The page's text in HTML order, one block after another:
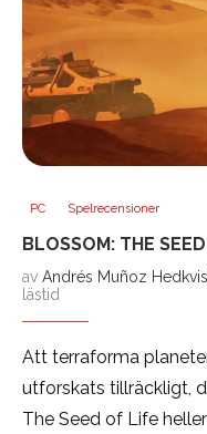
PC Spelrecensioner
BLOSSOM: THE
av Andrés Muñoz
lästid
Att terraforma
utforskats tillräckligt,
The Seed of Life